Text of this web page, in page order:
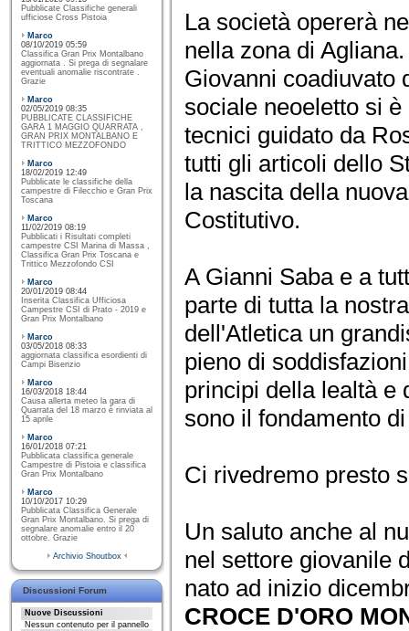
Pubblicate Classifiche generali
ufficiose Cross Pistoia
Marco
08/10/2019 05:59
Classifica Gran Prix Montalbano
aggiornata . Si prega di segnalare
eventuali anomalie riscontrate .
Grazie
Marco
02/05/2019 08:35
PUBBLICATE CLASSIFICHE
GARA 1 MAGGIO QUARRATA ,
GRAN PRIX MONTALBANO E
TRITTICO MEZZOFONDO
Marco
18/02/2019 12:49
Pubblicate le classifiche della
campestre di Filecchio e Gran Prix
Toscana
Marco
11/02/2019 08:19
Pubblicati i Risultati completi
campestre CSI Marina di Massa ,
Classifica Gran Prix Toscana e
Trittico Mezzofondo CSI
Marco
20/01/2019 08:44
Inserita Classifica Ufficiosa
Campestre CSI di Prato - 2019 e
Gran Prix Montalbano
Marco
03/05/2018 08:33
aggiornata classifica esordienti di
Campi Bisenzio
Marco
16/03/2018 18:44
Causa allerta meteo la gara di
Quarrata del 18 marzo è rinviata al
15 aprile
Marco
16/01/2018 07:21
Pubblicata classifica generale
Campestre di Pistoia e classifica
Gran Prix Montalbano
Marco
10/10/2017 10:29
Pubblicata Classifica Generale
Gran Prix Montalbano. Si prega di
segnalare anomalie entro il 20
ottobre. Grazie
Archivio Shoutbox
Discussioni Forum
Nuove Discussioni
Nessun contenuto per il pannello
La società opererà
nella zona di
Giovanni coadiuvato
sociale neoeletto si
tecnici guidato da
tutti gli articoli dello
la nascita della
Costitutivo.
A Gianni Saba e a
parte di tutta la
dell'Atletica un
pieno di
principi della lealtà e
sono il fondamento
Ci rivedremo presto
Un saluto anche al
nel settore giovanile
nato ad inizio
CROCE D'ORO